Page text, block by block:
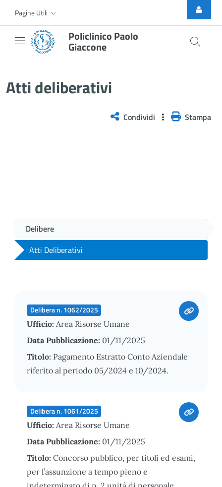
Skip to Main Content
Pagine Utili
Policlinico Paolo
Giaccone
Atti deliberativi
Condividi Stampa
Delibere
Atti Deliberativi
Delibera n. 1062/2025
Ufficio: Area Risorse Umane
Data Pubblicazione: 01/11/2025
Titolo: Pagamento Estratto Conto Aziendale
riferito al periodo 05/2024 e 10/2024.
Delibera n. 1061/2025
Ufficio: Area Risorse Umane
Data Pubblicazione: 01/11/2025
Titolo: Concorso pubblico, per titoli ed esami,
per l’assunzione a tempo pieno e